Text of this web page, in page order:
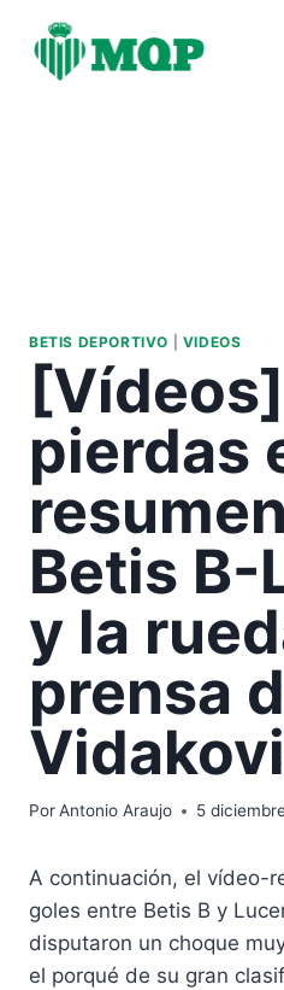
contenido
BETIS DEPORTIVO VIDEOS
pierdas
Betis B-
y la
prensa
PorAntonio Araujo 5
A continuación, el vídeo-
goles entre Betis B y
disputaron un choque
el porqué de su gran